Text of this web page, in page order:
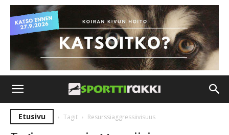
Etusivu Tagit Resurssiaggressiivisuus